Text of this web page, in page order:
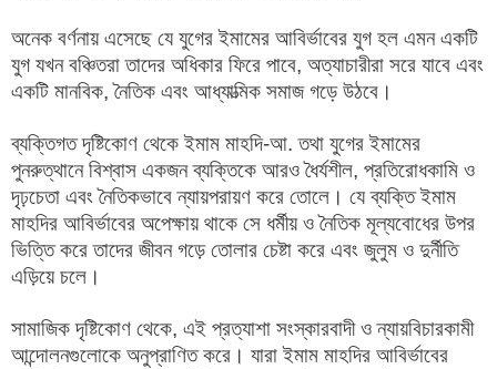
অনেক বর্ণনায় এসেছে যে যুগের ইমামের আবির্ভাবের যুগ হল এমন একটি
যুগ যখন বঞ্চিতরা তাদের অধিকার ফিরে পাবে, অত্যাচারীরা সরে যাবে এবং
একটি মানবিক, নৈতিক এবং আধ্যাত্মিক সমাজ গড়ে উঠবে।
ব্যক্তিগত দৃষ্টিকোণ থেকে ইমাম মাহদি-আ. তথা যুগের ইমামের
পুনরুত্থানে বিশ্বাস একজন ব্যক্তিকে আরও ধৈর্যশীল, প্রতিরোধকামি ও
দৃঢ়চেতা এবং নৈতিকভাবে ন্যায়পরায়ণ করে তোলে। যে ব্যক্তি ইমাম
মাহদির আবির্ভাবের অপেক্ষায় থাকে সে ধর্মীয় ও নৈতিক মূল্যবোধের উপর
ভিত্তি করে তাদের জীবন গড়ে তোলার চেষ্টা করে এবং জুলুম ও দুর্নীতি
এড়িয়ে চলে।
সামাজিক দৃষ্টিকোণ থেকে, এই প্রত্যাশা সংস্কারবাদী ও ন্যায়বিচারকামী
আন্দোলনগুলোকে অনুপ্রাণিত করে। যারা ইমাম মাহদির আবির্ভাবের